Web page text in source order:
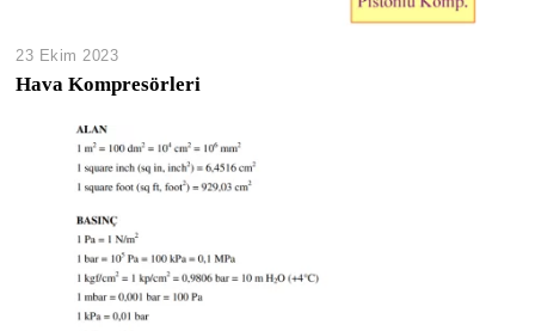
23 Ekim 2023
Hava Kompresörleri